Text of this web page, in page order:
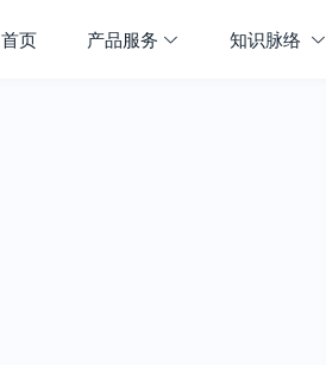
首页 产品服务 知识脉络